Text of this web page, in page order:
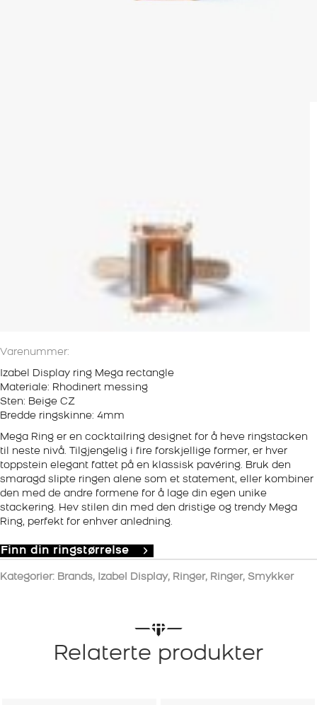
Varenummer:
Izabel Display ring Mega rectangle
Materiale: Rhodinert messing
Sten: Beige CZ
Bredde ringskinne: 4mm
Mega Ring er en cocktailring designet for å heve ringstacken
til neste nivå. Tilgjengelig i fire forskjellige former, er hver
toppstein elegant fattet på en klassisk pavéring. Bruk den
smaragd slipte ringen alene som et statement, eller kombiner
den med de andre formene for å lage din egen unike
stackering. Hev stilen din med den dristige og trendy Mega
Ring, perfekt for enhver anledning.
Finn din ringstørrelse
Kategorier: Brands, Izabel Display, Ringer, Ringer, Smykker
Relaterte produkter